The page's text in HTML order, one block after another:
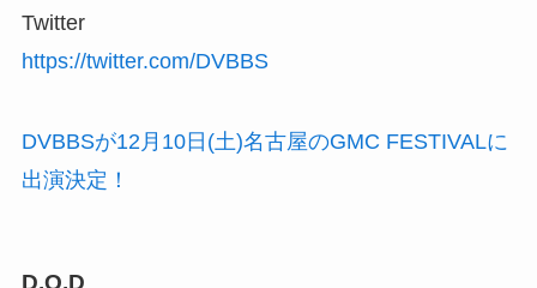
Twitter
https://twitter.com/DVBBS
DVBBSが12月10日(土)名古屋のGMC FESTIVALに
出演決定！
D.O.D